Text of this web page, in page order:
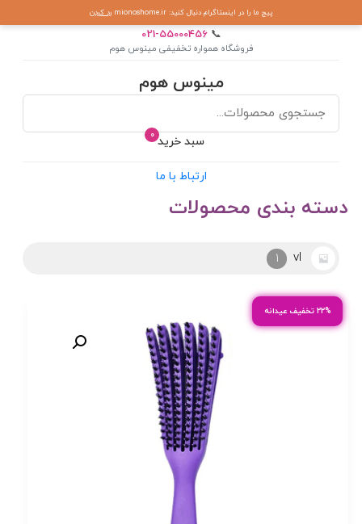
پیج ما را در اینستاگرام دنبال کنید: mionoshome.ir رد کردن
📞
021-55000456
فروشگاه همواره تخفیفی مینوس هوم
مینوس هوم
0 سبد خرید
ارتباط با ما
دسته بندی محصولات
vl
1
۲۲% تخفیف عیدانه